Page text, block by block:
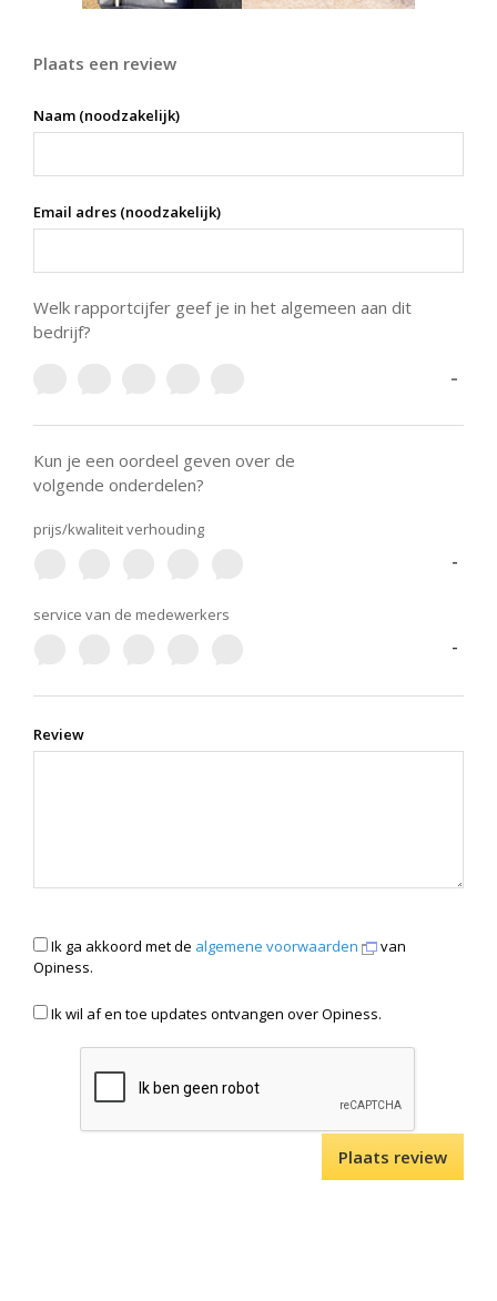
Plaats een review
Naam (noodzakelijk)
Email adres (noodzakelijk)
Welk rapportcijfer geef je in het algemeen aan dit
bedrijf?
-
Kun je een oordeel geven over de
volgende onderdelen?
prijs/kwaliteit verhouding
-
service van de medewerkers
-
Review
Ik ga akkoord met de algemene voorwaarden
van
Opiness.
Ik wil af en toe updates ontvangen over Opiness.